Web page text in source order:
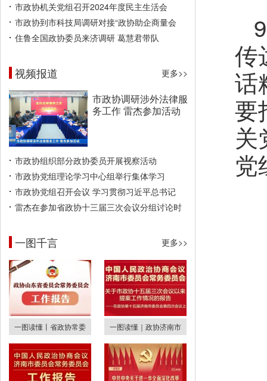
市政协机关党组召开2024年度民主生活会
市政协到市科技局调研对接“政协助企商量会
住鲁全国政协委员来济调研 葛慧君带队
视频报道 更多>>
市政协调研涉外法律服
务工作 雷杰参加活动
市政协组织部分政协委员开展视察活动
市政协党组理论学习中心组举行集体学习
市政协党组召开会议 学习贯彻习近平总书记
雷杰在参加省政协十三届三次会议分组讨论时
一图千言 更多>>
一图读懂丨省政协常委 一图读懂｜政协济南市
传
话
要
关
党